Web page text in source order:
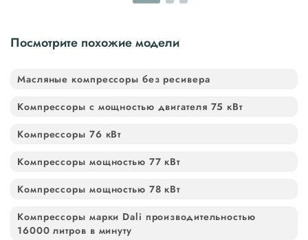
Посмотрите похожие модели
Масляные компрессоры без ресивера
Компрессоры с мощностью двигателя 75 кВт
Компрессоры 76 кВт
Компрессоры мощностью 77 кВт
Компрессоры мощностью 78 кВт
Компрессоры марки Dali производительностью
16000 литров в минуту